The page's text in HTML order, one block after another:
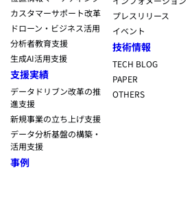
カスタマーサポート改革
ドローン・ビジネス活用
分析者教育支援
生成AI活用支援
支援実績
データドリブン改革の推
進支援
新規事業の立ち上げ支援
データ分析基盤の構築・
活用支援
事例
プレスリリース
イベント
技術情報
TECH BLOG
PAPER
OTHERS